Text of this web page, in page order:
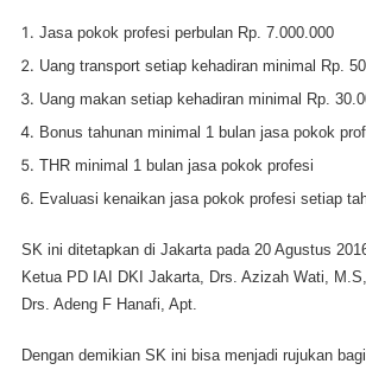
Jasa pokok profesi perbulan Rp. 7.000.000
Uang transport setiap kehadiran minimal Rp.
Uang makan setiap kehadiran minimal Rp.
Bonus tahunan minimal 1 bulan jasa pokok
THR minimal 1 bulan jasa pokok profesi
Evaluasi kenaikan jasa pokok profesi setiap
SK ini ditetapkan di Jakarta pada 20 Agustus
Ketua PD IAI DKI Jakarta, Drs. Azizah Wati,
Drs. Adeng F Hanafi, Apt.
Dengan demikian SK ini bisa menjadi rujukan